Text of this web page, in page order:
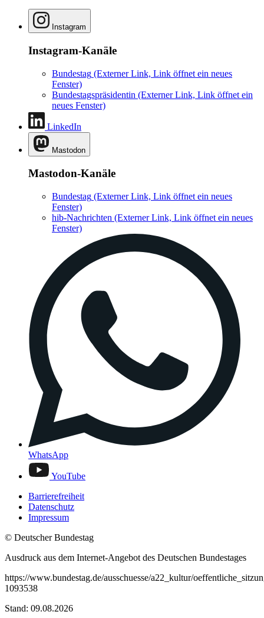
Instagram
Instagram-Kanäle
Bundestag (Externer Link, Link öffnet ein neues
Fenster)
Bundestagspräsidentin (Externer Link, Link öffnet ein
neues Fenster)
LinkedIn
Mastodon
Mastodon-Kanäle
Bundestag (Externer Link, Link öffnet ein neues
Fenster)
hib-Nachrichten (Externer Link, Link öffnet ein neues
Fenster)
WhatsApp
YouTube
Barrierefreiheit
Datenschutz
Impressum
© Deutscher Bundestag
Ausdruck aus dem Internet-Angebot des Deutschen Bundestages
https://www.bundestag.de/ausschuesse/a22_kultur/
1093538
Stand: 09.08.2026